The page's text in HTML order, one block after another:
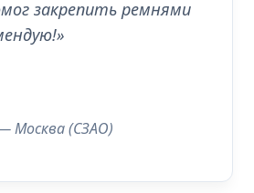
закрепить ремнями
Москва (СЗАО)